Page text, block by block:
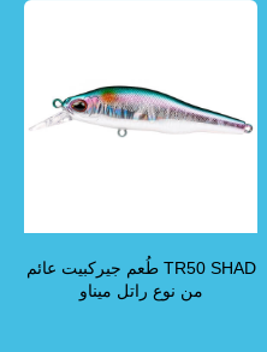
TR50 SHAD طُعم جيركبيت عائم
من نوع راتل ميناو